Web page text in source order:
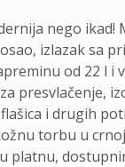
nego ikad!
izlazak sa
od 22 l i
presvlačenje,
i drugih
torbu u
platnu,